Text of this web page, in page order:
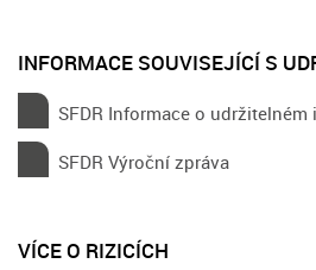
INFORMACE SOUVISEJÍCÍ S
SFDR Informace o
SFDR Výroční zpráva
VÍCE O RIZICÍCH